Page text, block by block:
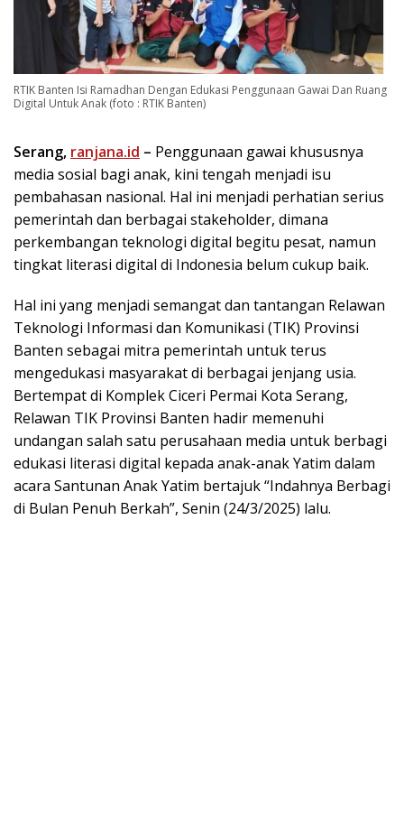
RTIK Banten Isi Ramadhan Dengan Edukasi Penggunaan Gawai Dan Ruang
Digital Untuk Anak (foto : RTIK Banten)
Serang, ranjana.id – Penggunaan gawai khususnya
media sosial bagi anak, kini tengah menjadi isu
pembahasan nasional. Hal ini menjadi perhatian serius
pemerintah dan berbagai stakeholder, dimana
perkembangan teknologi digital begitu pesat, namun
tingkat literasi digital di Indonesia belum cukup baik.
Hal ini yang menjadi semangat dan tantangan Relawan
Teknologi Informasi dan Komunikasi (TIK) Provinsi
Banten sebagai mitra pemerintah untuk terus
mengedukasi masyarakat di berbagai jenjang usia.
Bertempat di Komplek Ciceri Permai Kota Serang,
Relawan TIK Provinsi Banten hadir memenuhi
undangan salah satu perusahaan media untuk berbagi
edukasi literasi digital kepada anak-anak Yatim dalam
acara Santunan Anak Yatim bertajuk “Indahnya Berbagi
di Bulan Penuh Berkah”, Senin (24/3/2025) lalu.